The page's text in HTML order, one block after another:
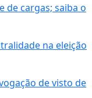
cargas; saiba o
na eleição
de visto de